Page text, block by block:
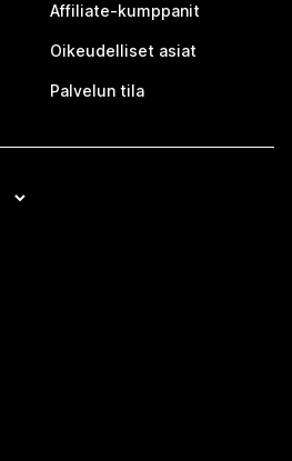
Affiliate-kumppanit
Oikeudelliset asiat
Palvelun tila